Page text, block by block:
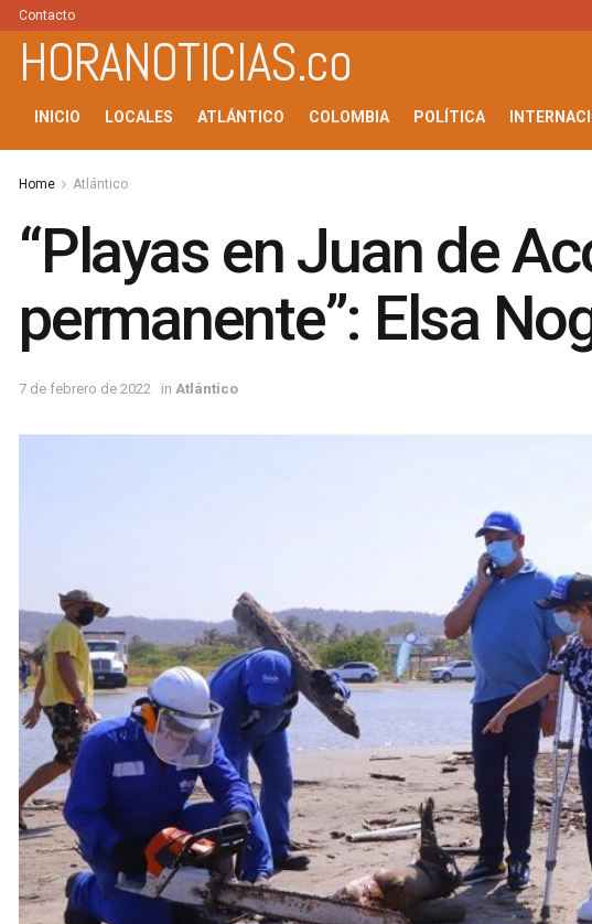
Contacto
HORANOTICIAS.co
INICIO LOCALES ATLÁNTICO COLOMBIA POLÍTICA
Home Atlántico
“Playas en Juan de
permanente”: Elsa
7 de febrero de 2022 in Atlántico